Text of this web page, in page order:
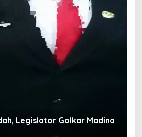
Legislator Golkar Madina